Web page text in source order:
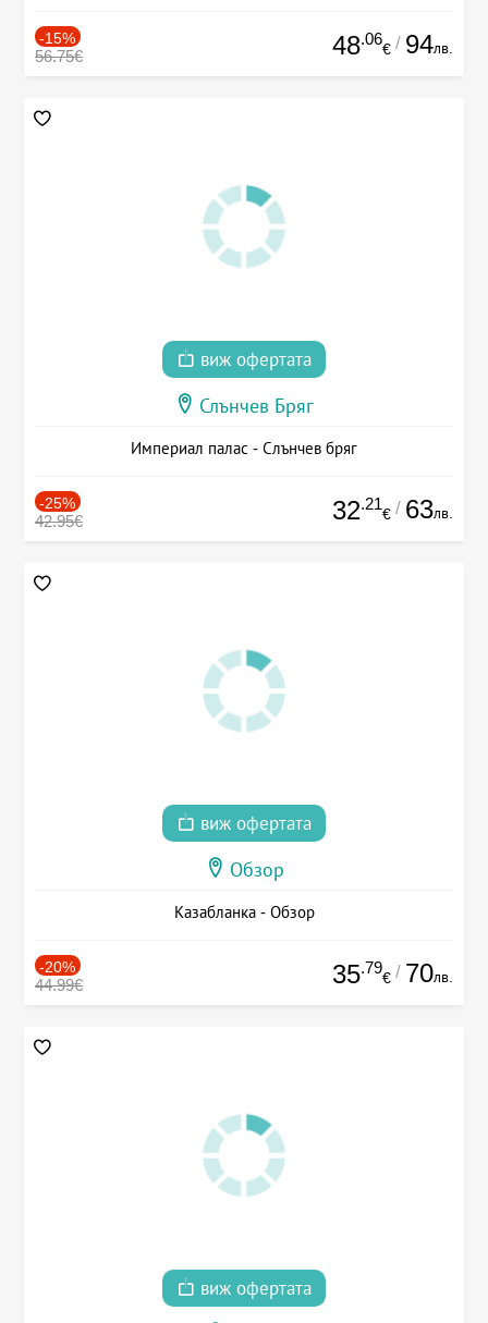
-15%
56.75€ 48.06
€ / 94лв.
виж офертата
Слънчев Бряг
Империал палас - Слънчев бряг
-25%
42.95€ 32.21
€ / 63лв.
виж офертата
Обзор
Казабланка - Обзор
-20%
44.99€ 35.79
€ / 70лв.
виж офертата